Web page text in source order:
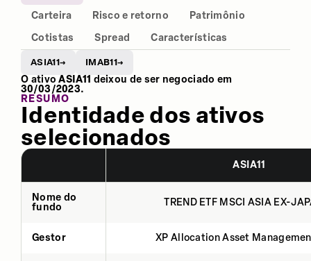
Carteira
Risco e retorno
Patrimônio
Cotistas
Spread Características
ASIA11→ IMAB11→
O ativoASIA11 deixou de ser negociado em
30/03/2023.
RESUMO
Identidade dos ativos
selecionados
ASIA11
Nome do
fundo
TREND ETF MSCI ASIA EX-
Gestor XP Allocation Asset